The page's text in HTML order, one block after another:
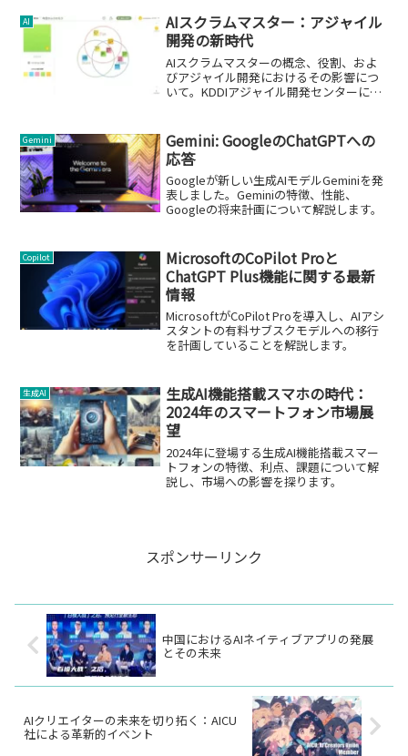
AI
AIスクラムマスター：アジャイル
開発の新時代
AIスクラムマスターの概念、役割、およ
びアジャイル開発におけるその影響につ
いて。KDDIアジャイル開発センターによ
Gemini
Gemini: GoogleのChatGPTへの
応答
Googleが新しい生成AIモデルGeminiを発
表しました。Geminiの特徴、性能、
Googleの将来計画について解説します。
Copilot
MicrosoftのCoPilot Proと
ChatGPT Plus機能に関する最新
情報
MicrosoftがCoPilot Proを導入し、AIアシ
スタントの有料サブスクモデルへの移行
を計画していることを解説します。
生成AI
生成AI機能搭載スマホの時代：
2024年のスマートフォン市場展
望
2024年に登場する生成AI機能搭載スマー
トフォンの特徴、利点、課題について解
説し、市場への影響を探ります。
スポンサーリンク
中国におけるAIネイティブアプリの発展
とその未来
AIクリエイターの未来を切り拓く：AICU
社による革新的イベント